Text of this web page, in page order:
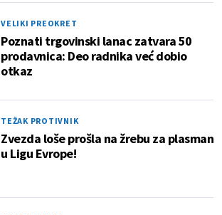
VELIKI PREOKRET
Poznati trgovinski lanac zatvara 50
prodavnica: Deo radnika već dobio
otkaz
TEŽAK PROTIVNIK
Zvezda loše prošla na žrebu za plasman
u Ligu Evrope!